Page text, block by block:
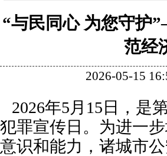
“与民同心 为您守护
范经
2026-05-15
2026年5月15日，是
犯罪宣传日。为进一
意识和能力，诸城市